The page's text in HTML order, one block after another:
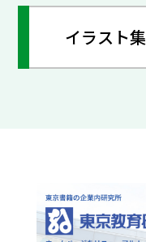
イラスト集